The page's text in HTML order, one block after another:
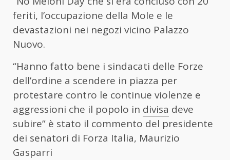
feriti, l’occupazione della Mole e le
devastazioni nei negozi vicino Palazzo
Nuovo.
“Hanno fatto bene i sindacati delle Forze
dell’ordine a scendere in piazza per
protestare contro le continue violenze e
aggressioni che il popolo in divisa deve
subire” è stato il commento del presidente
dei senatori di Forza Italia, Maurizio
Gasparri